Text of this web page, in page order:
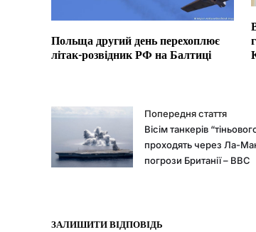
Польща другий день перехоплює
літак-розвідник РФ на Балтиці
Попередня стаття
Вісім танкерів
проходять через Ла-
погрози Британії – BBC
ЗАЛИШИТИ ВІДПОВІДЬ